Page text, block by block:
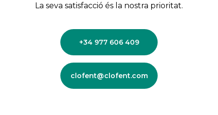
La seva satisfacció és la nostra prioritat.
+34 977 606 409
clofent@clofent.com